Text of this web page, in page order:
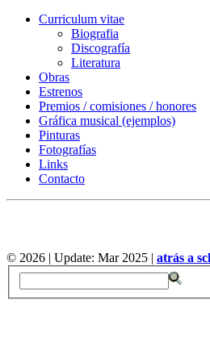
Curriculum vitae
Biografia
Discografía
Literatura
Obras
Estrenos
Premios / comisiones / honores
Gráfica musical (ejemplos)
Pinturas
Fotografías
Links
Contacto
© 2026 | Update: Mar 2025 | atrás a